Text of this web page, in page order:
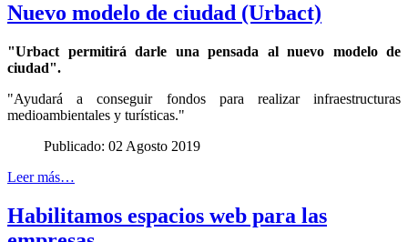
Nuevo modelo de ciudad (Urbact)
"Urbact permitirá darle una pensada al nuevo modelo de
ciudad".
"Ayudará a conseguir fondos para realizar infraestructuras
medioambientales y turísticas."
Publicado: 02 Agosto 2019
Leer más…
Habilitamos espacios web para las